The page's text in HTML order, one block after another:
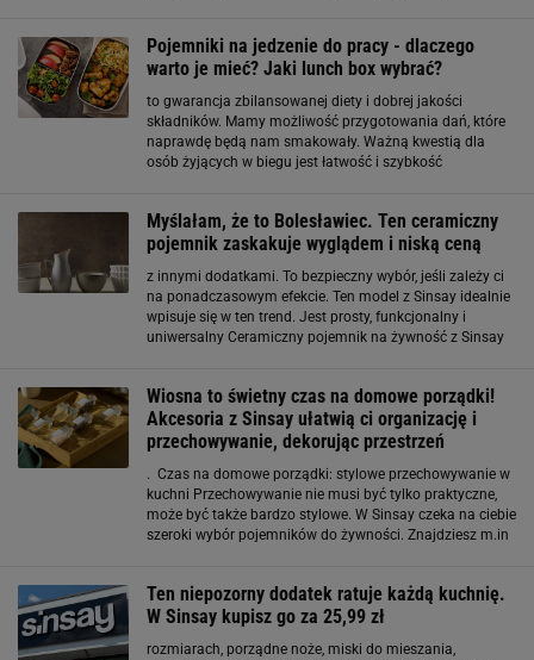
Pojemniki na jedzenie do pracy - dlaczego
warto je mieć? Jaki lunch box wybrać?
to gwarancja zbilansowanej diety i dobrej jakości
składników. Mamy możliwość przygotowania dań, które
naprawdę będą nam smakowały. Ważną kwestią dla
osób żyjących w biegu jest łatwość i szybkość
żywność
Myślałam, że to Bolesławiec. Ten ceramiczny
pojemnik zaskakuje wyglądem i niską ceną
z innymi dodatkami. To bezpieczny wybór, jeśli zależy ci
na ponadczasowym efekcie. Ten model z Sinsay idealnie
wpisuje się w ten trend. Jest prosty, funkcjonalny i
uniwersalny Ceramiczny pojemnik na żywność z Sinsay
Wiosna to świetny czas na domowe porządki!
Akcesoria z Sinsay ułatwią ci organizację i
przechowywanie, dekorując przestrzeń
. Czas na domowe porządki: stylowe przechowywanie w
kuchni Przechowywanie nie musi być tylko praktyczne,
może być także bardzo stylowe. W Sinsay czeka na ciebie
szeroki wybór pojemników do żywności. Znajdziesz m.in
Ten niepozorny dodatek ratuje każdą kuchnię.
W Sinsay kupisz go za 25,99 zł
rozmiarach, porządne noże, miski do mieszania,